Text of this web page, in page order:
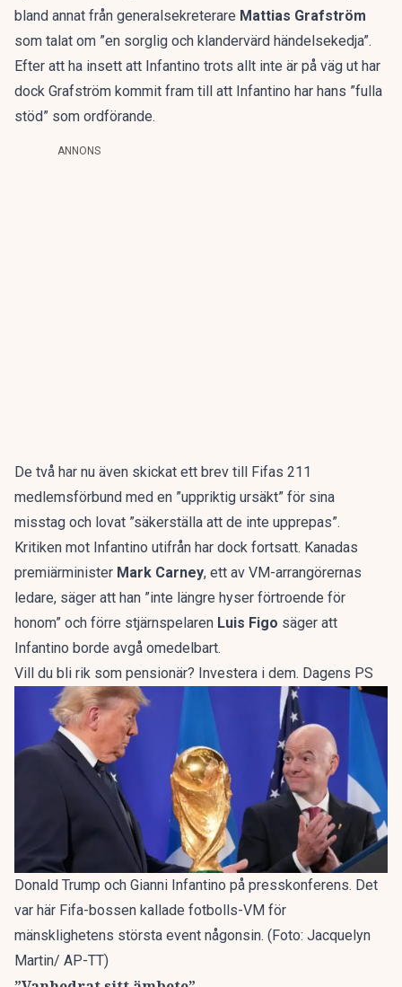
bland annat från generalsekreterare Mattias Grafström
som talat om ”en sorglig och klandervärd händelsekedja”.
Efter att ha insett att Infantino trots allt inte är på väg ut har
dock Grafström kommit fram till att Infantino har hans ”fulla
stöd” som ordförande.
ANNONS
De två har nu även skickat ett brev till Fifas 211
medlemsförbund med en ”uppriktig ursäkt” för sina
misstag och lovat ”säkerställa att de inte upprepas”.
Kritiken mot Infantino utifrån har dock fortsatt. Kanadas
premiärminister Mark Carney, ett av VM-arrangörernas
ledare, säger att han ”inte längre hyser förtroende för
honom” och förre stjärnspelaren Luis Figo säger att
Infantino borde avgå omedelbart.
Vill du bli rik som pensionär? Investera i dem. Dagens PS
Donald Trump och Gianni Infantino på presskonferens. Det
var här Fifa-bossen kallade fotbolls-VM för
mänsklighetens största event någonsin. (Foto: Jacquelyn
Martin/ AP-TT)